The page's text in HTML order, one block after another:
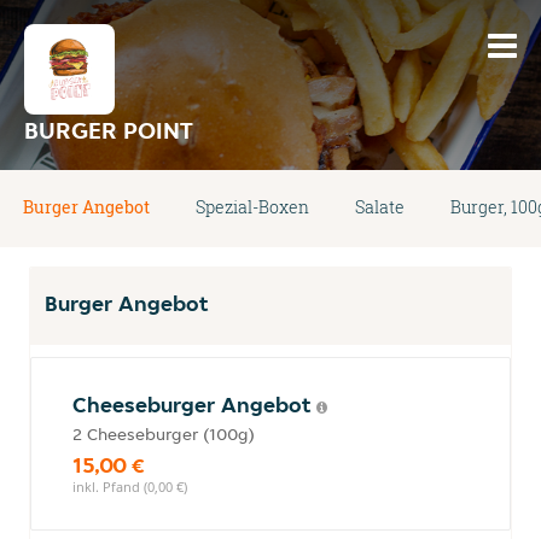
BURGER POINT
Burger Angebot Spezial-Boxen Salate Burger,
Burger Angebot
Cheeseburger Angebot
2 Cheeseburger (100g)
15,00 €
inkl. Pfand (0,00 €)